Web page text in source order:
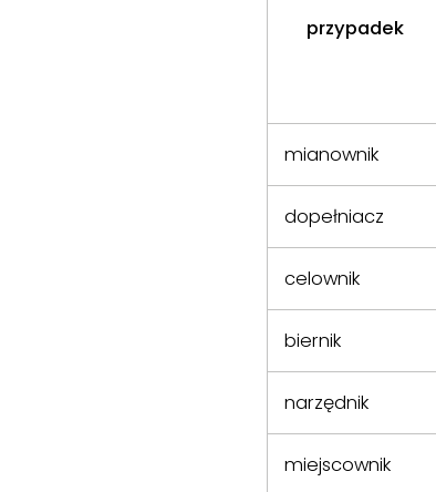
przypadek
mianownik
dopełniacz
celownik
biernik
narzędnik
miejscownik